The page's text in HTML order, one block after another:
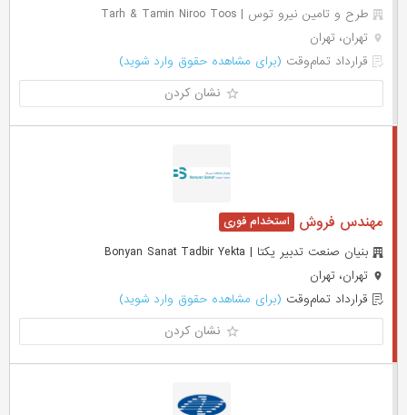
طرح و تامین نیرو توس | Tarh & Tamin Niroo Toos
تهران، تهران
قرارداد تمام‌وقت (برای مشاهده حقوق وارد شوید)
نشان کردن
مهندس فروش
بنیان صنعت تدبیر یکتا | Bonyan Sanat Tadbir Yekta
تهران، تهران
قرارداد تمام‌وقت (برای مشاهده حقوق وارد شوید)
نشان کردن